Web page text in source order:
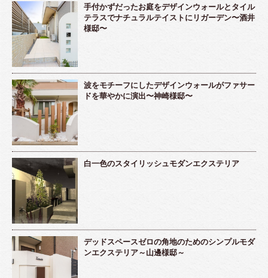
手付かずだったお庭をデザインウォールとタイル
テラスでナチュラルテイストにリガーデン〜酒井
様邸〜
波をモチーフにしたデザインウォールがファサー
ドを華やかに演出〜神崎様邸〜
白一色のスタイリッシュモダンエクステリア
デッドスペースゼロの角地のためのシンプルモダ
ンエクステリア～山邊様邸～